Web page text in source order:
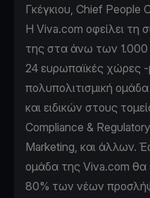
Γκέγκιου, Chief People
Η Viva.com οφείλει τη
της στα άνω των
24 ευρωπαϊκές χώρες -
πολυπολιτισμική
και ειδικών στους
Compliance &
Marketing, και άλλων.
ομάδα της Viva.com θα
80% των νέων